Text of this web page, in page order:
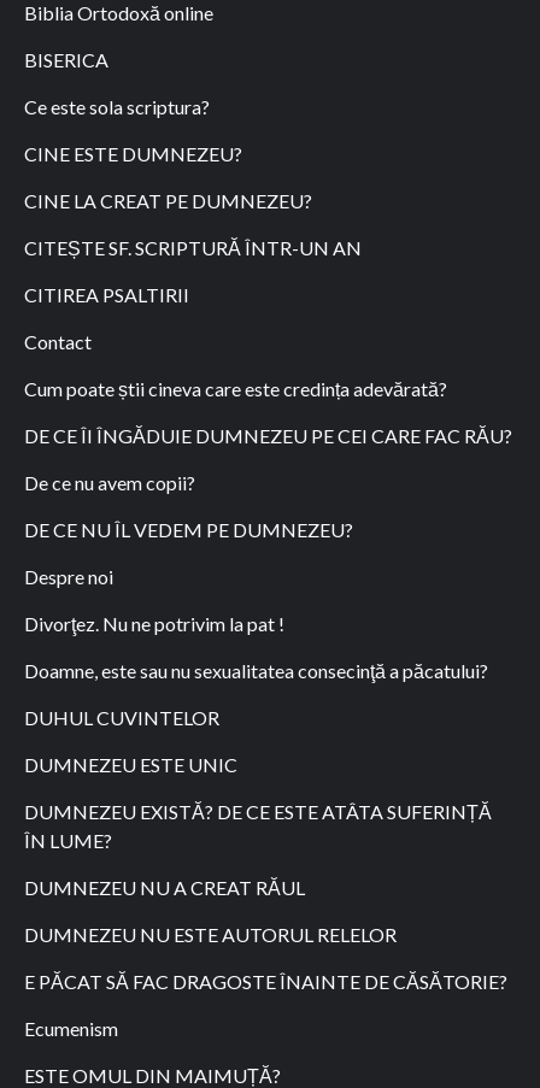
Biblia Ortodoxă online
BISERICA
Ce este sola scriptura?
CINE ESTE DUMNEZEU?
CINE LA CREAT PE DUMNEZEU?
CITEȘTE SF. SCRIPTURĂ ÎNTR-UN AN
CITIREA PSALTIRII
Contact
Cum poate știi cineva care este credința adevărată?
DE CE ÎI ÎNGĂDUIE DUMNEZEU PE CEI CARE FAC RĂU?
De ce nu avem copii?
DE CE NU ÎL VEDEM PE DUMNEZEU?
Despre noi
Divorţez. Nu ne potrivim la pat !
Doamne, este sau nu sexualitatea consecinţă a păcatului?
DUHUL CUVINTELOR
DUMNEZEU ESTE UNIC
DUMNEZEU EXISTĂ? DE CE ESTE ATÂTA SUFERINȚĂ
ÎN LUME?
DUMNEZEU NU A CREAT RĂUL
DUMNEZEU NU ESTE AUTORUL RELELOR
E PĂCAT SĂ FAC DRAGOSTE ÎNAINTE DE CĂSĂTORIE?
Ecumenism
ESTE OMUL DIN MAIMUȚĂ?